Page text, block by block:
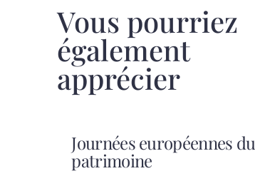
Vous pourriez
également
apprécier
Journées européennes du
patrimoine